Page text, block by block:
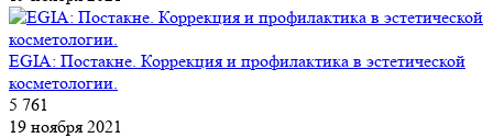
EGIA: Постакне. Коррекция и профилактика в эстетической
косметологии.
5 761
19 ноября 2021